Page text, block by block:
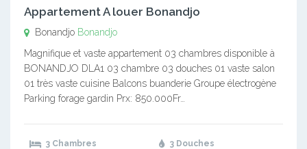
Appartement A louer Bonandjo
Bonandjo Bonandjo
Magnifique et vaste appartement 03 chambres disponible à
BONANDJO DLA1 03 chambre 03 douches 01 vaste salon
01 très vaste cuisine Balcons buanderie Groupe électrogène
Parking forage gardin Prx: 850.000Fr…
3 Chambres 3 Douches